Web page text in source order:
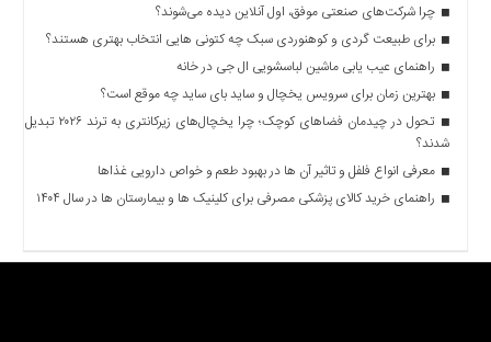
چرا شرکت‌های صنعتی موفق، اول آنلاین دیده می‌شوند؟
برای طبیعت گردی و کوهنوردی سبک چه کتونی هایی انتخاب بهتری هستند؟
راهنمای عیب یابی ماشین لباسشویی ال جی در خانه
بهترین زمان برای سرویس یخچال و ساید بای ساید چه موقع است؟
تحول در چیدمان فضاهای کوچک؛ چرا یخچال‌های زیرکانتری به ترند ۲۰۲۶ تبدیل
شدند؟
معرفی انواع فلفل و تاثیر آن ‌ها در بهبود طعم و خواص دارویی غذاها
راهنمای خرید کالای پزشکی مصرفی برای کلینیک ها و بیمارستان ها در سال ۱۴۰۴